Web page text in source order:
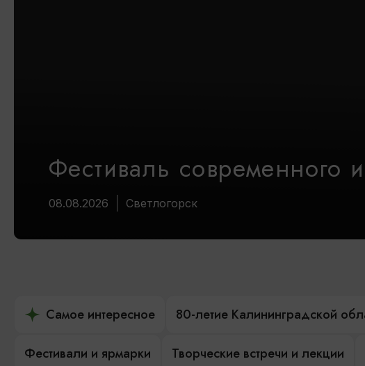
Фестиваль современного
08.08.2026 Светлогорск
Самое интересное 80-летие Калининградской
Фестивали и ярмарки Творческие встречи и лекции